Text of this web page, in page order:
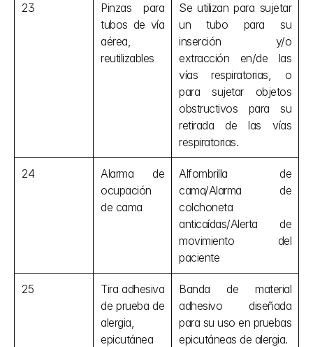
23
Pinzas para
tubos de vía
aérea,
reutilizables
Se utilizan para sujetar
un tubo para su
inserción y/o
extracción en/de las
vías respiratorias, o
para sujetar objetos
obstructivos para su
retirada de las vías
respiratorias.
24
Alarma de
ocupación
de cama
Alfombrilla de
cama/Alarma de
colchoneta
anticaídas/Alerta de
movimiento del
paciente
25
Tira adhesiva
de prueba de
alergia,
epicutánea
Banda de material
adhesivo diseñada
para su uso en pruebas
epicutáneas de alergia.